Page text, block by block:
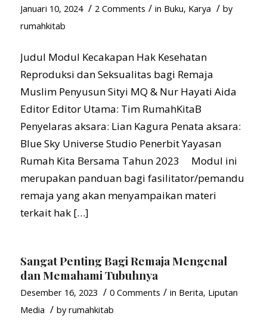
Januari 10, 2024 / 2 Comments / in Buku, Karya / by
rumahkitab
Judul Modul Kecakapan Hak Kesehatan
Reproduksi dan Seksualitas bagi Remaja
Muslim Penyusun Sityi MQ & Nur Hayati Aida
Editor Editor Utama: Tim RumahKitaB
Penyelaras aksara: Lian Kagura Penata aksara:
Blue Sky Universe Studio Penerbit Yayasan
Rumah Kita Bersama Tahun 2023 Modul ini
merupakan panduan bagi fasilitator/pemandu
remaja yang akan menyampaikan materi
terkait hak […]
Sangat Penting Bagi Remaja Mengenal
dan Memahami Tubuhnya
Desember 16, 2023 / 0 Comments / in Berita, Liputan
Media / byrumahkitab